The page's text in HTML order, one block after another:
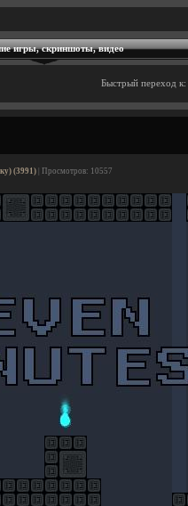
игры, скриншоты, видео
Быстрый переход к:
(3991) | Просмотров: 10557